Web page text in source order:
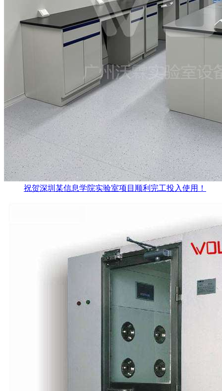
祝贺深圳某信息学院实验室项目顺利完工投入使用！